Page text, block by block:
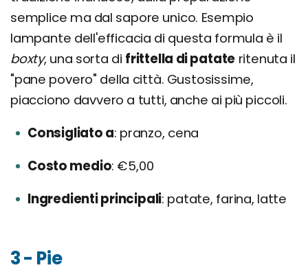
semplice ma dal sapore unico. Esempio
lampante dell'efficacia di questa formula è il
boxty, una sorta di frittella di patate ritenuta il
"pane povero" della città. Gustosissime,
piacciono davvero a tutti, anche ai più piccoli.
Consigliato a pranzo, cena
Costo medio €5,00
Ingredienti principali patate, farina, latte
3 - Pie